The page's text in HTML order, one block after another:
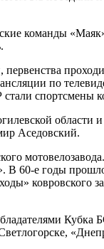
команды
по
спортсмены
Аседовский.
60-е годы
ковровского